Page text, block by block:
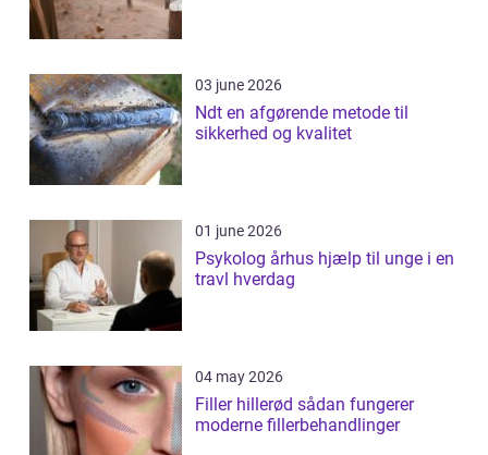
03 june 2026
Ndt en afgørende metode til
sikkerhed og kvalitet
01 june 2026
Psykolog århus hjælp til unge i en
travl hverdag
04 may 2026
Filler hillerød sådan fungerer
moderne fillerbehandlinger